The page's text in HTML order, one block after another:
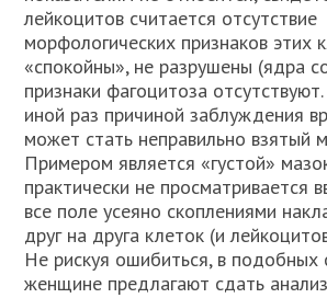
лейкоцитов считается отсутствие
морфологических признаков этих
«спокойны», не разрушены (ядра
признаки фагоцитоза
иной раз причиной заблуждения
может стать неправильно взятый
Примером является «густой»
практически не просматривается
все поле усеяно скоплениями
друг на друга клеток (и
Не рискуя ошибиться, в подобных
женщине предлагают сдать